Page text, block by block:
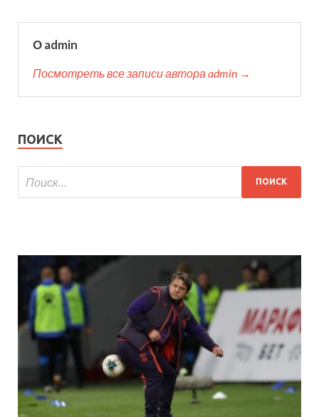
О admin
Посмотреть все записи автора admin →
ПОИСК